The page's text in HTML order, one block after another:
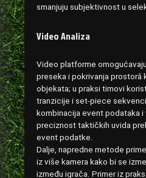
smanjuju subjektivnost u
Video Analiza
Video platforme
preseka i pokrivanja
objekata; u praksi timovi
tranzicije i set-piece
kombinacija event podataka
preciznost taktičkih uvida
event podatke.
Dalje, napredne metode
iz više kamera kako bi se
između igrača. Primer iz